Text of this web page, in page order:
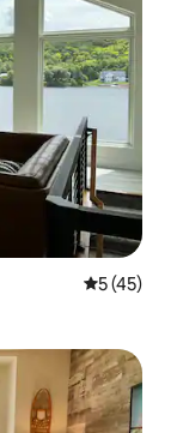
5 (45)